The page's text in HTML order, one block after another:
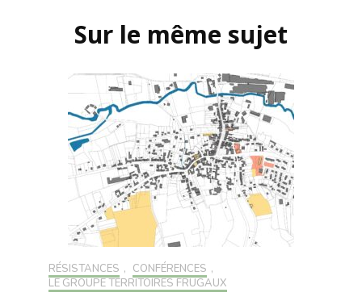
Sur le même sujet
RÉSISTANCES , CONFÉRENCES ,
LE GROUPE TERRITOIRES FRUGAUX